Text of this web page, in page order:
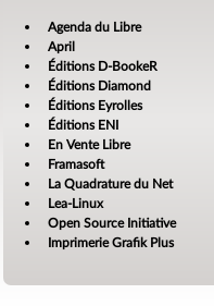
Agenda du Libre
April
Éditions D-BookeR
Éditions Diamond
Éditions Eyrolles
Éditions ENI
En Vente Libre
Framasoft
La Quadrature du Net
Lea-Linux
Open Source Initiative
Imprimerie Grafik Plus